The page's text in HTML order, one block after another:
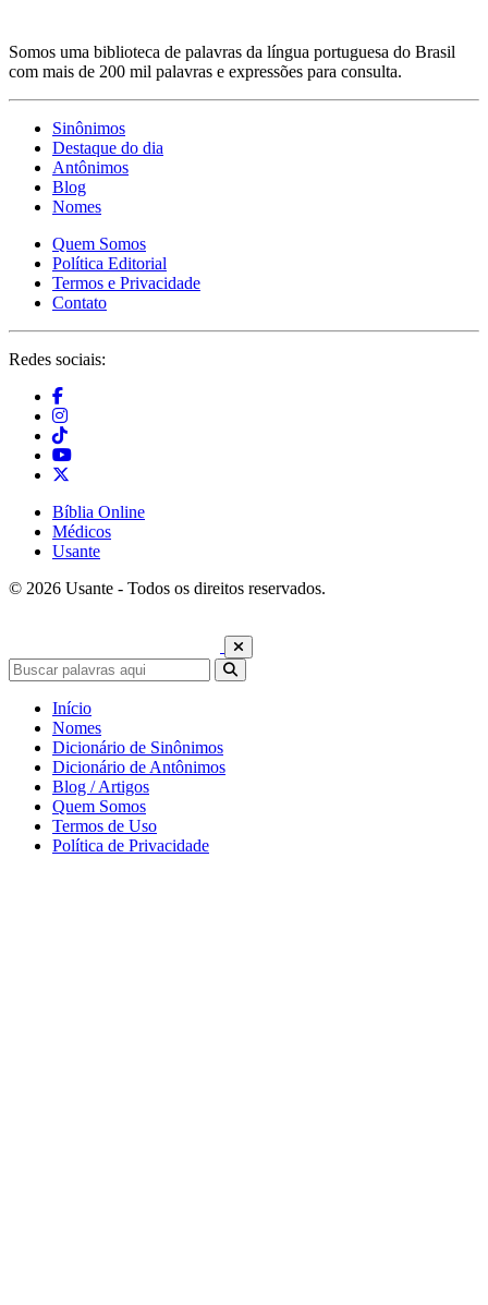
Somos uma biblioteca de palavras da língua portuguesa do Brasil
com mais de 200 mil palavras e expressões para consulta.
Sinônimos
Destaque do dia
Antônimos
Blog
Nomes
Quem Somos
Política Editorial
Termos e Privacidade
Contato
Redes sociais:
Bíblia Online
Médicos
Usante
© 2026 Usante - Todos os direitos reservados.
Início
Nomes
Dicionário de Sinônimos
Dicionário de Antônimos
Blog / Artigos
Quem Somos
Termos de Uso
Política de Privacidade